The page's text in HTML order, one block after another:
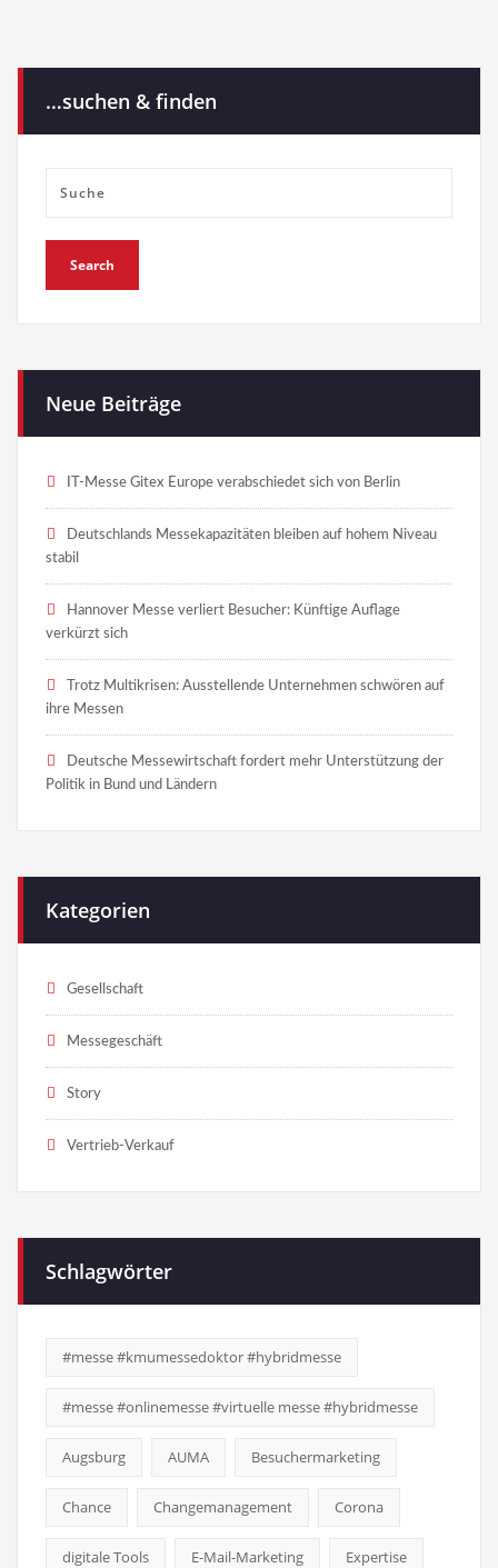
…suchen & finden
Neue Beiträge
IT-Messe Gitex Europe verabschiedet sich von Berlin
Deutschlands Messekapazitäten bleiben auf hohem Niveau
stabil
Hannover Messe verliert Besucher: Künftige Auflage
verkürzt sich
Trotz Multikrisen: Ausstellende Unternehmen schwören auf
ihre Messen
Deutsche Messewirtschaft fordert mehr Unterstützung der
Politik in Bund und Ländern
Kategorien
Gesellschaft
Messegeschäft
Story
Vertrieb-Verkauf
Schlagwörter
#messe #kmumessedoktor #hybridmesse
#messe #onlinemesse #virtuelle messe #hybridmesse
Augsburg AUMA Besuchermarketing
Chance Changemanagement Corona
digitale Tools E-Mail-Marketing Expertise